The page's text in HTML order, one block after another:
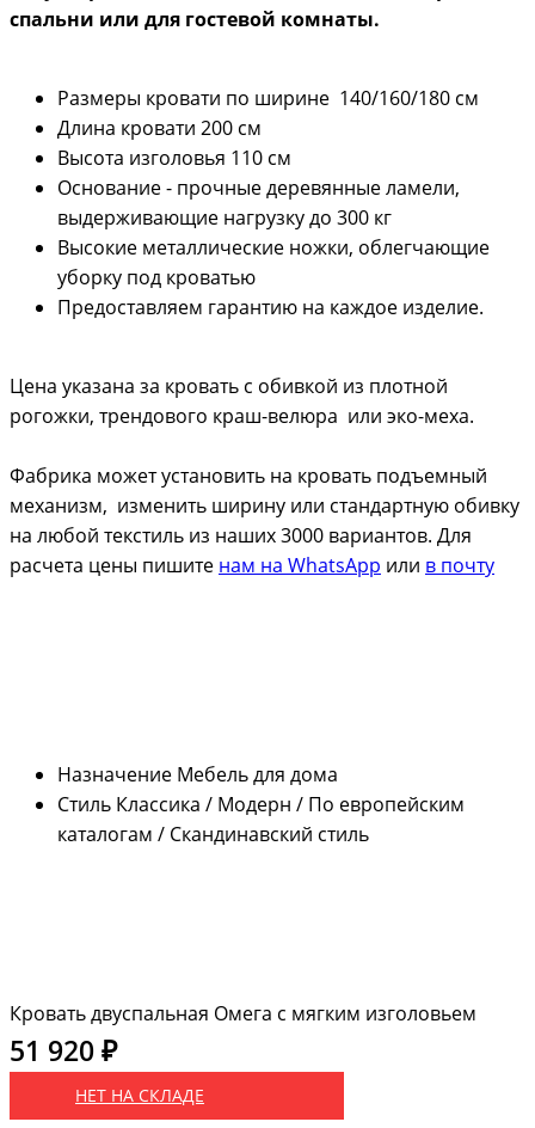
спальни или для гостевой комнаты.
Размеры кровати по ширине 140/160/180 см
Длина кровати 200 см
Высота изголовья 110 см
Основание - прочные деревянные ламели,
выдерживающие нагрузку до 300 кг
Высокие металлические ножки, облегчающие
уборку под кроватью
Предоставляем гарантию на каждое изделие.
Цена указана за кровать с обивкой из плотной
рогожки, трендового краш-велюра или эко-меха.
Фабрика может установить на кровать подъемный
механизм, изменить ширину или стандартную обивку
на любой текстиль из наших 3000 вариантов. Для
расчета цены пишите нам на WhatsApp или в почту
Назначение Мебель для дома
Стиль Классика / Модерн / По европейским
каталогам / Скандинавский стиль
Кровать двуспальная Омега с мягким изголовьем
51 920 ₽
НЕТ НА СКЛАДЕ